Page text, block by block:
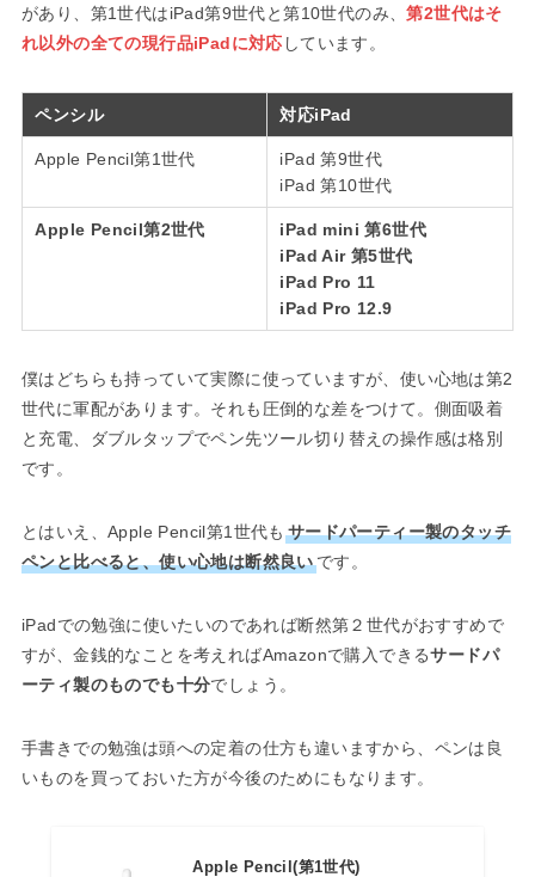
があり、第1世代はiPad第9世代と第10世代のみ、第2世代はそ
れ以外の全ての現行品iPadに対応 しています。
ペンシル 対応iPad
Apple Pencil第1世代
iPad 第9世代
iPad 第10世代
Apple Pencil第2世代
iPad mini 第6世代
iPad Air 第5世代
iPad Pro 11
iPad Pro 12.9
僕はどちらも持っていて実際に使っていますが、使い心地は第2
世代に軍配があります。それも圧倒的な差をつけて。側面吸着
と充電、ダブルタップでペン先ツール切り替えの操作感は格別
です。
とはいえ、Apple Pencil第1世代も サードパーティー製のタッチ
ペンと比べると、使い心地は断然良いです。
iPadでの勉強に使いたいのであれば断然第２世代がおすすめで
すが、金銭的なことを考えればAmazonで購入できるサードパ
ーティ製のものでも十分でしょう。
手書きでの勉強は頭への定着の仕方も違いますから、ペンは良
いものを買っておいた方が今後のためにもなります。
Apple Pencil(第1世代)